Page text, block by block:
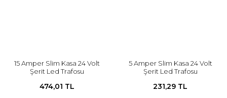
15 Amper Slim Kasa 24 Volt
Şerit Led Trafosu
474,01 TL
5 Amper Slim Kasa 24 Volt
Şerit Led Trafosu
231,29 TL